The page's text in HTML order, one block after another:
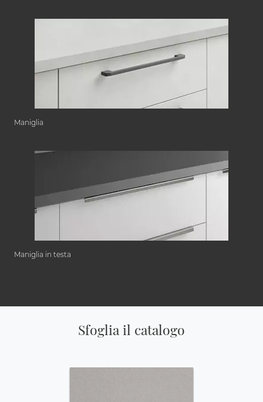
Maniglia
Maniglia in testa
Sfoglia il catalogo